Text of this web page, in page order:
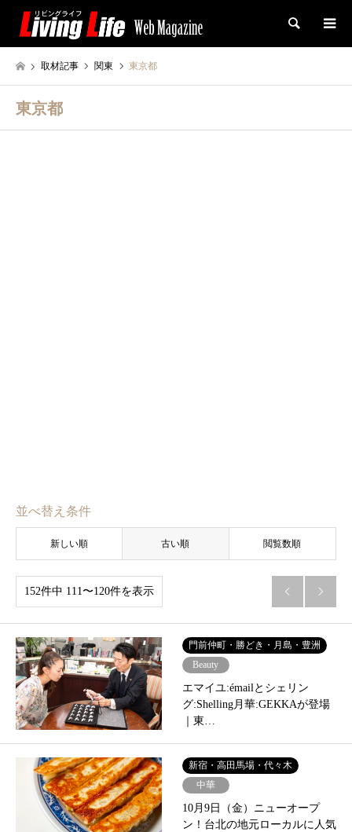
検索
取材記事 関東 東京都
東京都
並べ替え条件
新しい順 古い順 閲覧数順
152件中 111〜120件を表示  
門前仲町・勝どき・月島・豊洲
Beauty
エマイユ:émailとシェリン
グ:Shelling月華:GEKKAが登場
｜東…
新宿・高田馬場・代々木
中華
10月9日（金）ニューオープ
ン！台北の地元ローカルに人気